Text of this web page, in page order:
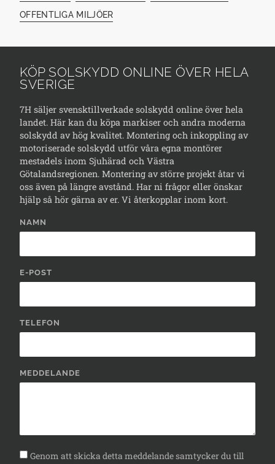
OFFENTLIGA MILJÖER
KÖP SOLSKYDD ONLINE ÖVER HELA
SVERIGE
7H säljer svensktillverkade solskydd online över hela
landet. Här kan du köpa markiser och andra moderna
solskydd av hög kvalitet. Montering och inkoppling av
motoriserade solskydd utför våra egna montörer
mestadels inom Sjuhärad och Västra
Götalandsregionen. Montering av större projekt åtar vi
oss även på längre avstånd. Har ni frågor eller önskar
hjälp så hör gärna av er. Vi återkopplar inom kort.
NAMN
E-POST
TELEFON
MEDDELANDE
Genom att skicka detta meddelande samtycker du till